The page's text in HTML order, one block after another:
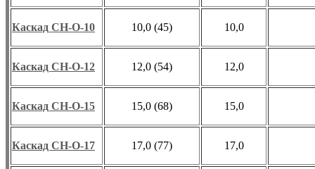
Каскад СН-О-10 10,0 (45) 10,0
Каскад СН-О-12 12,0 (54) 12,0
Каскад СН-О-15 15,0 (68) 15,0
Каскад СН-О-17 17,0 (77) 17,0